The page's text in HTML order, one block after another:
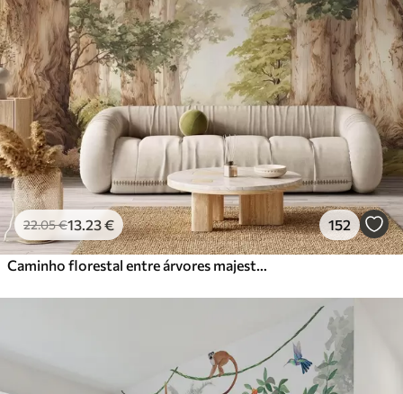
22.05€13 .23€ 152